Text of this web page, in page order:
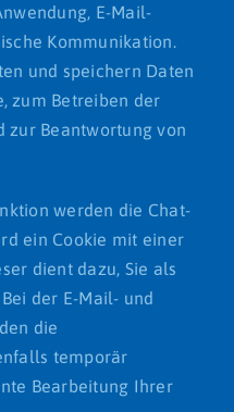
E-Mail-
Kommunikation.
und speichern Daten
zum Betreiben der
zur Beantwortung von
werden die Chat-
ein Cookie mit einer
dient dazu, Sie als
der E-Mail- und
die
temporär
Bearbeitung Ihrer